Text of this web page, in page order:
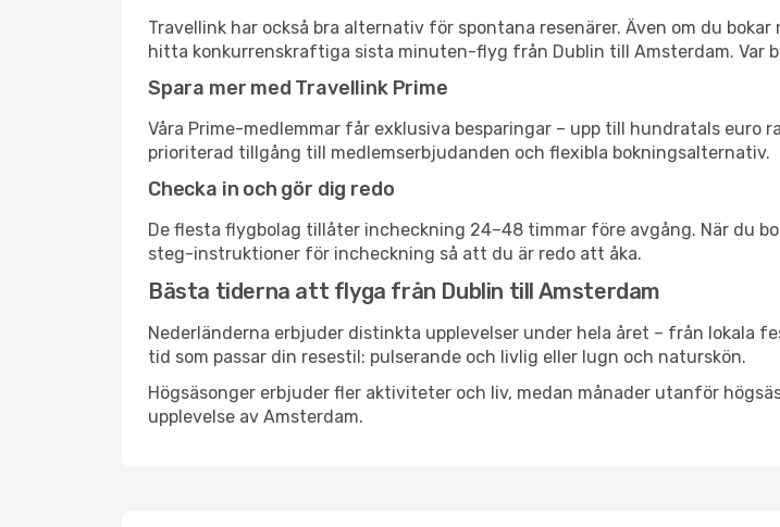
Travellink har också bra alternativ för spontana resenärer. Även om du
hitta konkurrenskraftiga sista minuten-flyg från Dublin till Amsterdam. Var
Spara mer med Travellink Prime
Våra Prime-medlemmar får exklusiva besparingar – upp till hundratals euro
prioriterad tillgång till medlemserbjudanden och flexibla bokningsalternativ.
Checka in och gör dig redo
De flesta flygbolag tillåter incheckning 24–48 timmar före avgång. När du
steg-instruktioner för incheckning så att du är redo att åka.
Bästa tiderna att flyga från Dublin till Amsterdam
Nederländerna erbjuder distinkta upplevelser under hela året – från lokala
tid som passar din resestil: pulserande och livlig eller lugn och naturskön.
Högsäsonger erbjuder fler aktiviteter och liv, medan månader utanför
upplevelse av Amsterdam.